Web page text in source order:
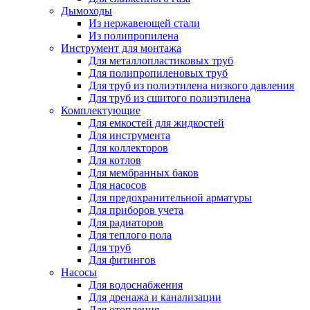
Дымоходы
Из нержавеющей стали
Из полипропилена
Инструмент для монтажа
Для металлопластиковых труб
Для полипропиленовых труб
Для труб из полиэтилена низкого давления
Для труб из сшитого полиэтилена
Комплектующие
Для емкостей для жидкостей
Для инструмента
Для коллекторов
Для котлов
Для мембранных баков
Для насосов
Для предохранительной арматуры
Для приборов учета
Для радиаторов
Для теплого пола
Для труб
Для фитингов
Насосы
Для водоснабжения
Для дренажа и канализации